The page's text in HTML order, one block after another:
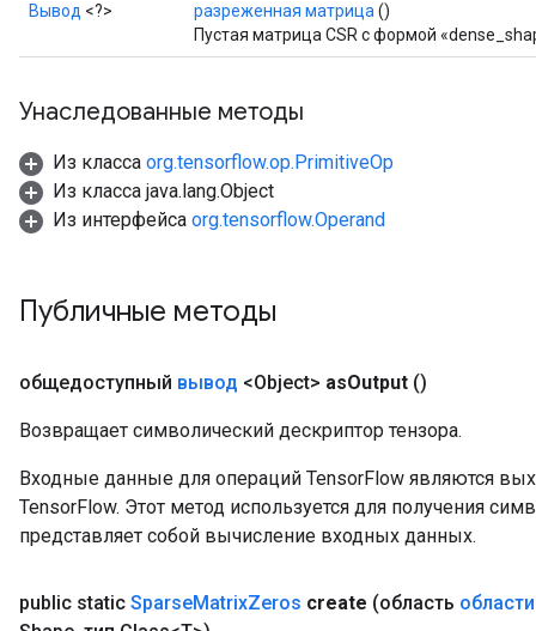
Вывод <?> разреженная матрица ()
Пустая матрица CSR с формой
Унаследованные методы
Из класса org.tensorflow.op.PrimitiveOp
Из класса java.lang.Object
Из интерфейса org.tensorflow.Operand
Публичные методы
общедоступный вывод <Object> asOutput ()
Возвращает символический дескриптор тензора.
Входные данные для операций TensorFlow являются
TensorFlow. Этот метод используется для получения
представляет собой вычисление входных данных.
public static SparseMatrixZeros create (область